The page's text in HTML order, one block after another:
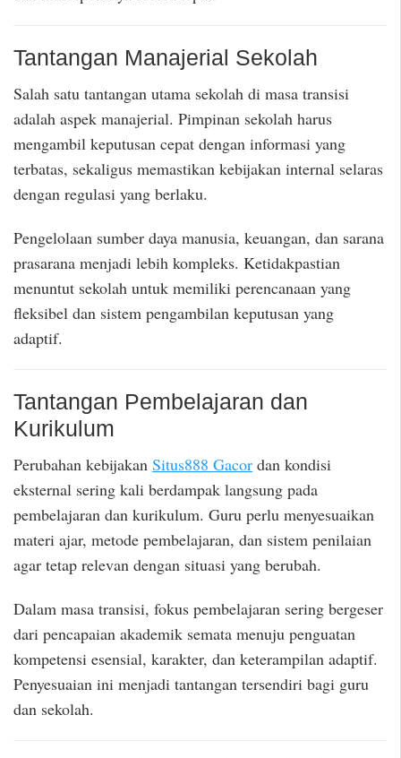
Tantangan Manajerial Sekolah
Salah satu tantangan utama sekolah di masa transisi
adalah aspek manajerial. Pimpinan sekolah harus
mengambil keputusan cepat dengan informasi yang
terbatas, sekaligus memastikan kebijakan internal selaras
dengan regulasi yang berlaku.
Pengelolaan sumber daya manusia, keuangan, dan sarana
prasarana menjadi lebih kompleks. Ketidakpastian
menuntut sekolah untuk memiliki perencanaan yang
fleksibel dan sistem pengambilan keputusan yang
adaptif.
Tantangan Pembelajaran dan
Kurikulum
Perubahan kebijakan Situs888 Gacor dan kondisi
eksternal sering kali berdampak langsung pada
pembelajaran dan kurikulum. Guru perlu menyesuaikan
materi ajar, metode pembelajaran, dan sistem penilaian
agar tetap relevan dengan situasi yang berubah.
Dalam masa transisi, fokus pembelajaran sering bergeser
dari pencapaian akademik semata menuju penguatan
kompetensi esensial, karakter, dan keterampilan adaptif.
Penyesuaian ini menjadi tantangan tersendiri bagi guru
dan sekolah.